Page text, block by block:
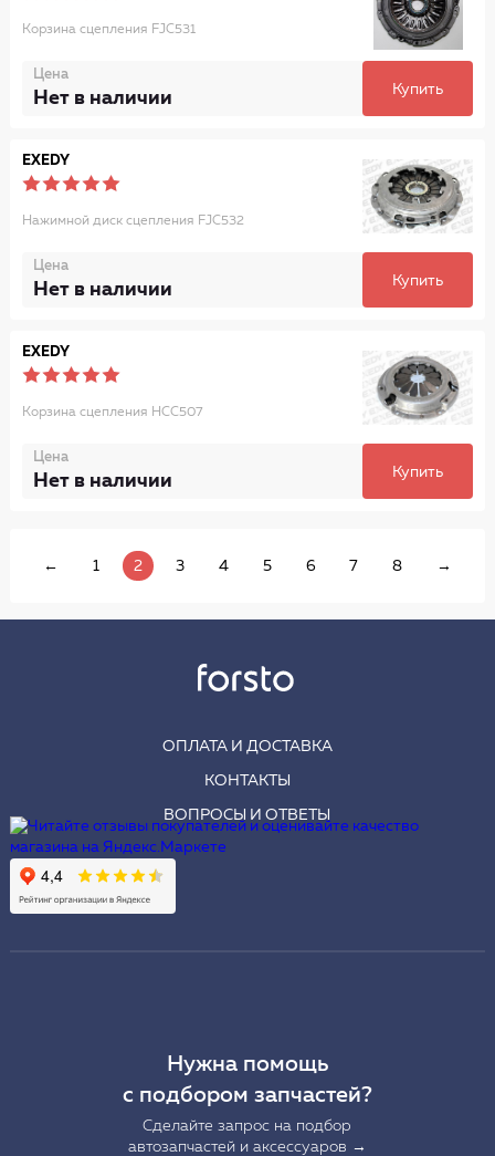
Корзина сцепления FJC531
Цена
Нет в наличии Купить
EXEDY
Нажимной диск сцепления FJC532
Цена
Нет в наличии Купить
EXEDY
Корзина сцепления HCC507
Цена
Нет в наличии Купить
← 1 2 3 4 5 6 7 8 →
ОПЛАТА И ДОСТАВКА
КОНТАКТЫ
ВОПРОСЫ И ОТВЕТЫ
Нужна помощь
с подбором запчастей?
Сделайте запрос на подбор
автозапчастей и аксессуаров →